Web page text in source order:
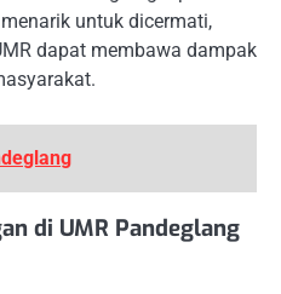
untuk dicermati,
dapat membawa dampak
di UMR Pandeglang